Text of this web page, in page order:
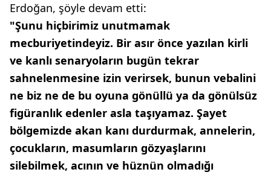
Erdoğan, şöyle devam etti:
"Şunu hiçbirimiz unutmamak
mecburiyetindeyiz. Bir asır önce yazılan kirli
ve kanlı senaryoların bugün tekrar
sahnelenmesine izin verirsek, bunun vebalini
ne biz ne de bu oyuna gönüllü ya da gönülsüz
figüranlık edenler asla taşıyamaz. Şayet
bölgemizde akan kanı durdurmak, annelerin,
çocukların, masumların gözyaşlarını
silebilmek, acının ve hüznün olmadığı